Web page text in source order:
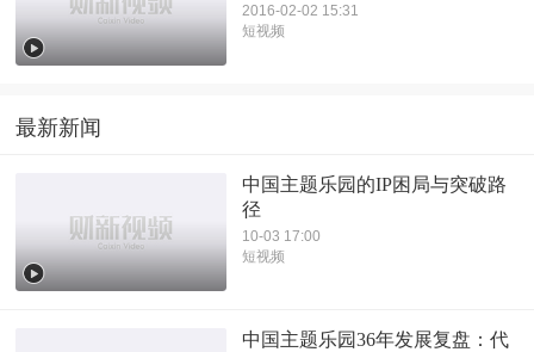
2016-02-02 15:31
短视频
最新新闻
中国主题乐园的IP困局与突破路
径
10-03 17:00
短视频
中国主题乐园36年发展复盘：代